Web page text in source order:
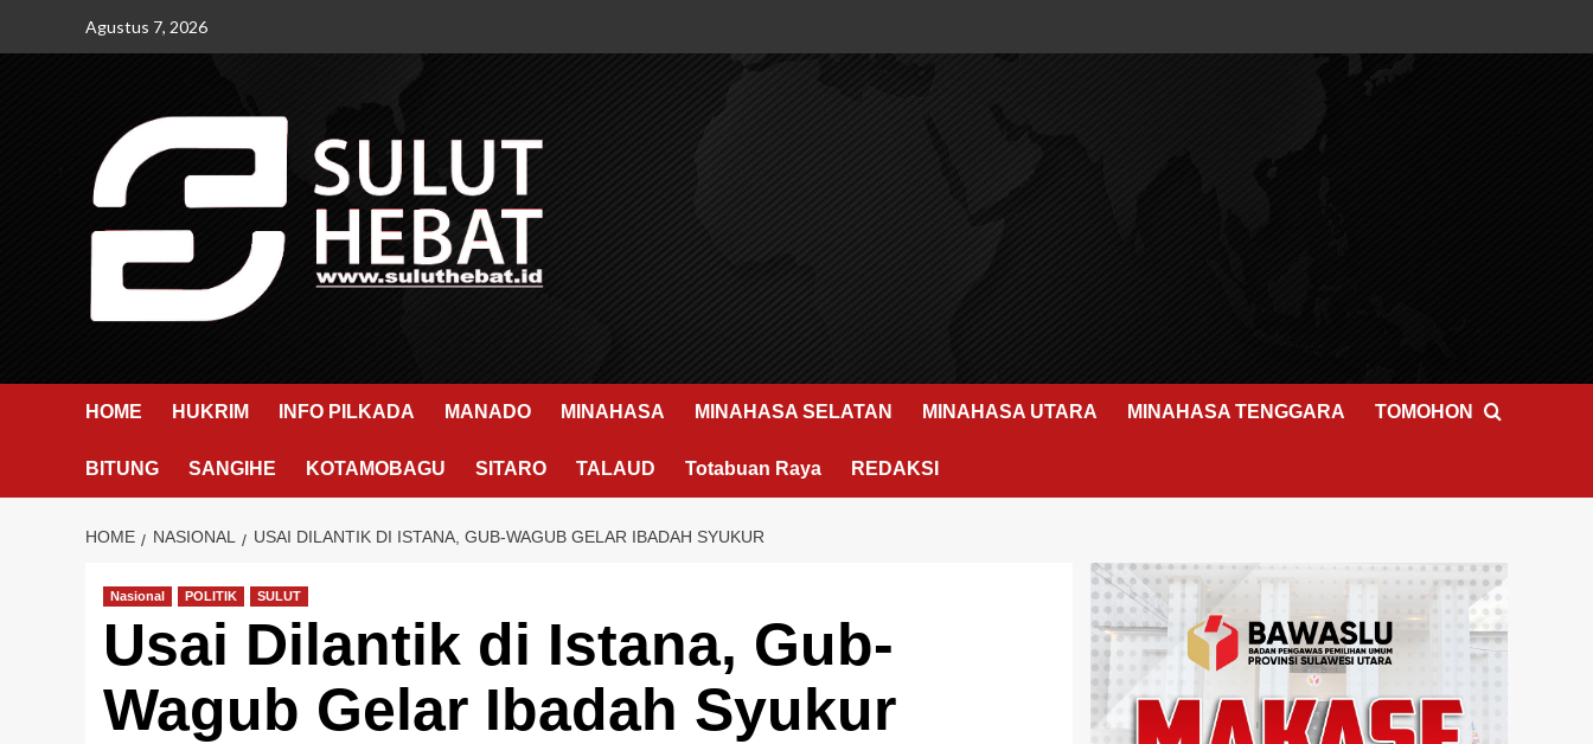
Agustus 7, 2026
HOME HUKRIM INFO PILKADA MANADO MINAHASA MINAHASA SELATAN MINAHASA UTARA MINAHASA TENGGARA TOMOHON
BITUNG SANGIHE KOTAMOBAGU SITARO TALAUD Totabuan Raya REDAKSI
HOME NASIONAL USAI DILANTIK DI ISTANA, GUB-WAGUB GELAR IBADAH SYUKUR
Nasional POLITIK SULUT
Usai Dilantik di Istana, Gub-
Wagub Gelar Ibadah Syukur